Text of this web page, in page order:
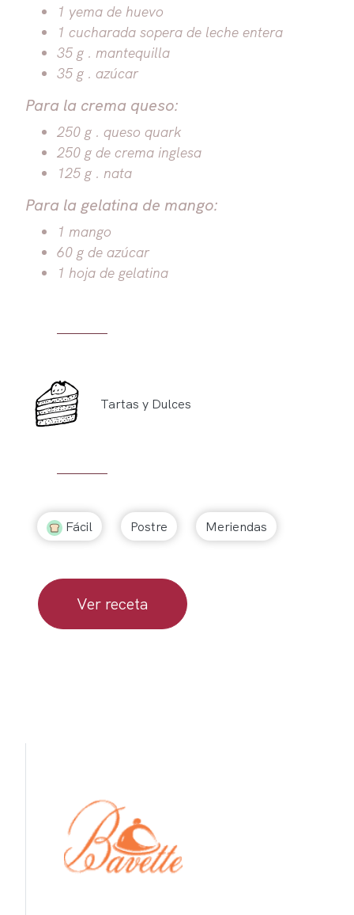
1 yema de huevo
1 cucharada sopera de leche entera
35 g . mantequilla
35 g . azúcar
Para la crema queso:
250 g . queso quark
250 g de crema inglesa
125 g . nata
Para la gelatina de mango:
1 mango
60 g de azúcar
1 hoja de gelatina
Tartas y Dulces
Fácil Postre Meriendas
Ver receta